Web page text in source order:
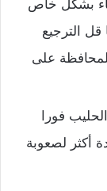
بشكل خاص
قل الترجيع
على
الحليب فورا
أكثر لصعوبة